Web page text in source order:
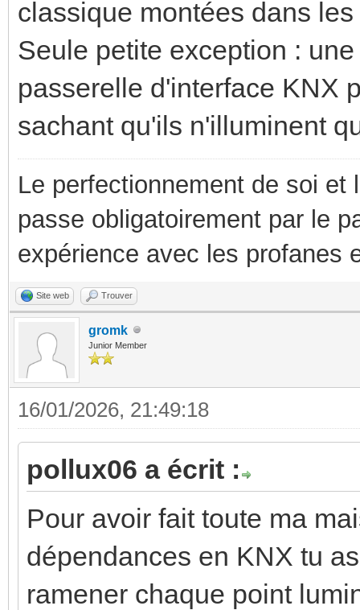
classique montées dans
Seule petite exception :
passerelle d'interface KNX
sachant qu'ils n'illuminent
Le perfectionnement de soi
passe obligatoirement par le
expérience avec les profanes
Site web Trouver
gromk
Junior Member
16/01/2026, 21:49:18
pollux06 a écrit :
Pour avoir fait toute ma
dépendances en KNX tu
ramener chaque point